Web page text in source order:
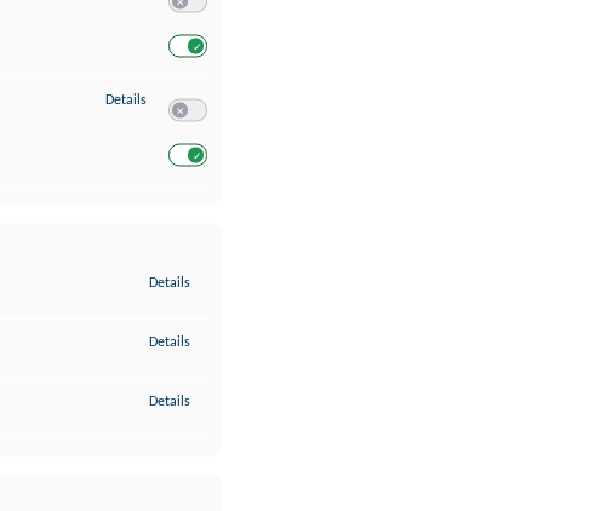
Details zu Entwicklung und Verbesserung der Angebote
Details
Details
Details